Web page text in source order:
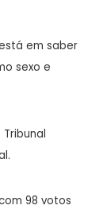
em saber
sexo e
98 votos